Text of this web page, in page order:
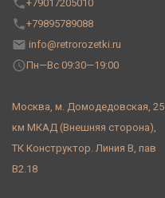
+79017205010
+79895789088
info@retrorozetki.ru
Пн—Вс 09:30—19:00
Москва, м. Домодедовская, 25
км МКАД (Внешняя сторона),
ТК Конструктор. Линия В, пав
В2.18